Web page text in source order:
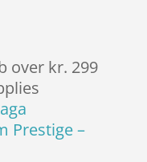
over kr. 299
Prestige –